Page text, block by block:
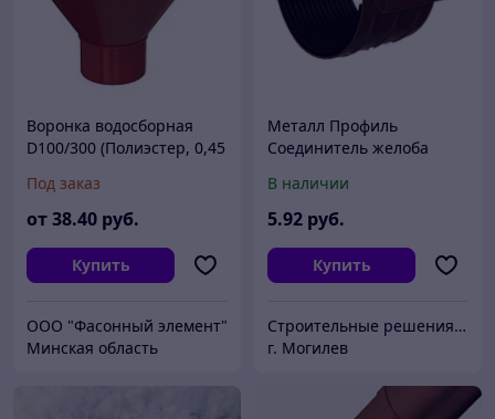
Воронка водосборная
D100/300 (Полиэстер, 0,45
Под заказ
от38.40 руб.
Купить
ООО "Фасонный элемент"
Минская область
Металл Профиль
Соединитель желоба
В наличии
5.92 руб.
Купить
Строительные решения FERRUM BASI
г. Могилев